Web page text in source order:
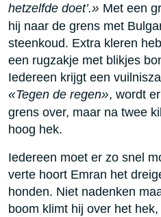
hetzelfde doet’.» Met een
hij naar de grens met
steenkoud. Extra kleren
een rugzakje met blikjes
Iedereen krijgt een
«Tegen de regen», wordt
grens over, maar na twee
hoog hek.
Iedereen moet er zo snel
verte hoort Emran het
honden. Niet nadenken
boom klimt hij over het